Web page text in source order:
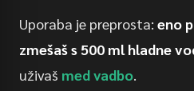
Uporaba je preprosta: eno
zmešaš s 500 ml hladne
uživaš med vadbo.